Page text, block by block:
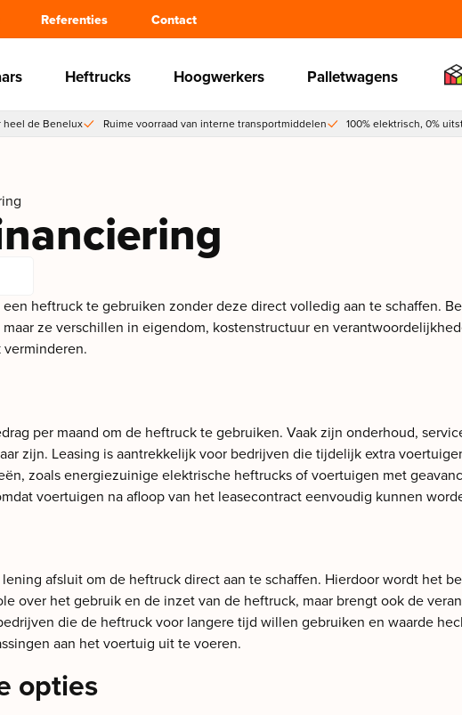
Referenties Contact
Heftrucks Hoogwerkers Palletwagens
heel de Benelux Ruime voorraad van interne transportmiddelen 100% elektrisch, 0%
heftruck te gebruiken zonder deze direct volledig aan te schaffen.
ze verschillen in eigendom, kostenstructuur en
per maand om de heftruck te gebruiken. Vaak zijn onderhoud,
zijn. Leasing is aantrekkelijk voor bedrijven die tijdelijk extra
zoals energiezuinige elektrische heftrucks of voertuigen met
voertuigen na afloop van het leasecontract eenvoudig kunnen
afsluit om de heftruck direct aan te schaffen. Hierdoor wordt het
over het gebruik en de inzet van de heftruck, maar brengt ook de
die de heftruck voor langere tijd willen gebruiken en waarde
aan het voertuig uit te voeren.
opties